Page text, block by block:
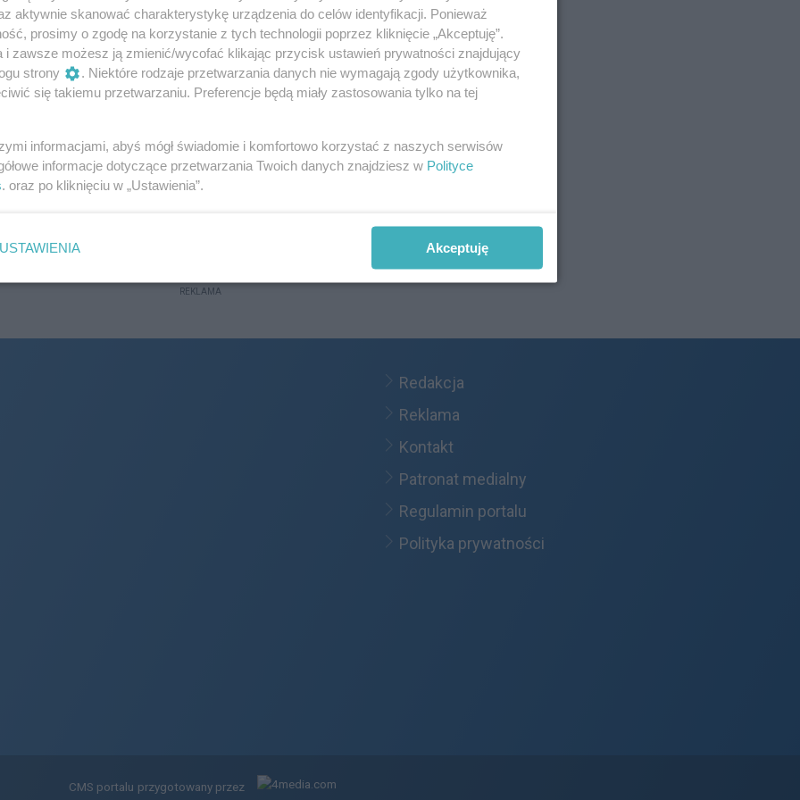
zostało ponownie przedłużone.
1
panele fotowoltaiczne? Strażacy
przyczyny
Ogień zajął dach… – to fragment
do tego doszło? Bo instalacja została źle
strażacy.
REKLAMA
Redakcja
Reklama
Kontakt
Patronat medialny
Regulamin portalu
Polityka prywatności
CMS portalu przygotowany przez
aktywnie skanować charakterystykę urządzenia do celów identyfikacji. Ponieważ
prosimy o zgodę na korzystanie z tych technologii poprzez kliknięcie „Akceptuję”.
i zawsze możesz ją zmienić/wycofać klikając przycisk ustawień prywatności znajdujący
strony
. Niektóre rodzaje przetwarzania danych nie wymagają zgody użytkownika,
się takiemu przetwarzaniu. Preferencje będą miały zastosowania tylko na tej
informacjami, abyś mógł świadomie i komfortowo korzystać z naszych serwisów
informacje dotyczące przetwarzania Twoich danych znajdziesz w Polityce
. oraz po kliknięciu w „Ustawienia”.
USTAWIENIA Akceptuję